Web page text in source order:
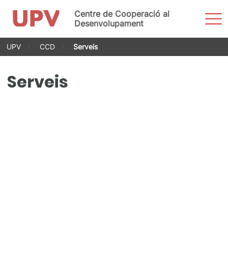
Vés
Centre de Cooperació al
Desenvolupament
UPV CCD Serveis
Serveis